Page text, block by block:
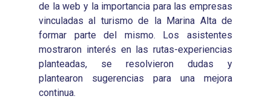
de la web y la importancia para las empresas
vinculadas al turismo de la Marina Alta de
formar parte del mismo. Los asistentes
mostraron interés en las rutas-experiencias
planteadas, se resolvieron dudas y
plantearon sugerencias para una mejora
continua.
Presentación
Qué es Avalem
Misiones
Diagnósticos
Objetivos
Publicaciones
2016
Infografías